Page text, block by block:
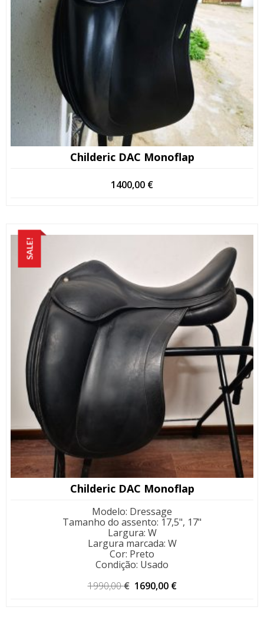
Childeric DAC Monoflap
1400,00 €
SALE!
Childeric DAC Monoflap
Modelo: Dressage
Tamanho do assento: 17,5", 17"
Largura: W
Largura marcada: W
Cor: Preto
Condição: Usado
1990,00€ O
1690,00 €